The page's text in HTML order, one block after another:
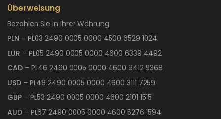
Überweisung
Bezahlen Sie in Ihrer Währung
PLN – PL03 2490 0005 0000 4500 6529 1024
EUR – PL05 2490 0005 0000 4600 6339 4492
CAD – PL46 2490 0005 0000 4600 9412 9368
USD – PL48 2490 0005 0000 4600 3111 7259
GBP – PL53 2490 0005 0000 4600 2101 1515
AUD – PL67 2490 0005 0000 4600 5276 1594